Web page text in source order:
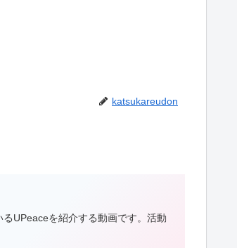
katsukareudon
UPeaceを紹介する動画です。活動